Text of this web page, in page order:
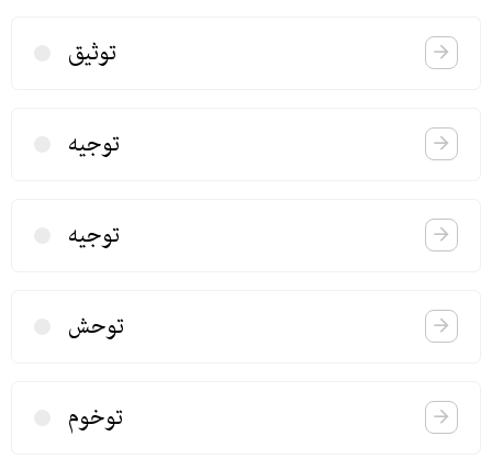
توثیق
توجیه
توجیه
توحش
توخوم